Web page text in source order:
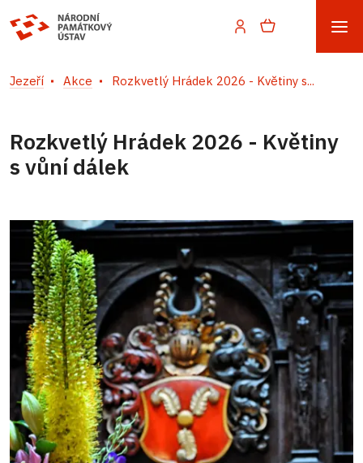
Jezeří Akce Rozkvetlý Hrádek 2026 - Květiny s...
Rozkvetlý Hrádek 2026 - Květiny
s vůní dálek